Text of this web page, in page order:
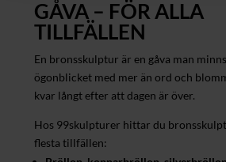
GÅVA – FÖR ALLA
TILLFÄLLEN
En bronsskulptur är en gåva man
ögonblicket med mer än ord och
kvar långt efter att dagen är över.
Hos 99skulpturer hittar du
flesta tillfällen: